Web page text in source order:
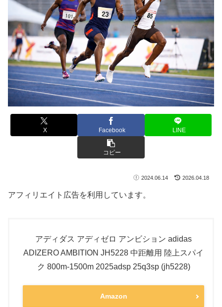
X Facebook LINE
コピー
2024.06.14 2026.04.18
アフィリエイト広告を利用しています。
アディダス アディゼロ アンビション adidas
ADIZERO AMBITION JH5228 中距離用 陸上スパイ
ク 800m-1500m 2025adsp 25q3sp (jh5228)
Amazon